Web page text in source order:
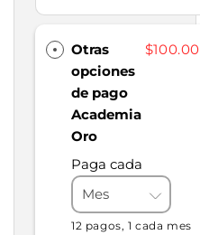
Otras
opciones
de pago
Academia
Oro
$100.00
Paga cada
12 pagos, 1 cada mes